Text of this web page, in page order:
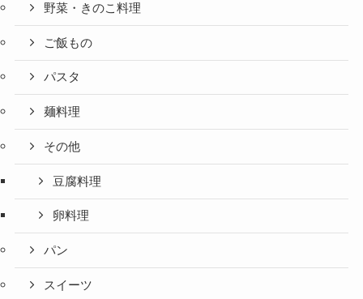
野菜・きのこ料理
ご飯もの
パスタ
麺料理
その他
豆腐料理
卵料理
パン
スイーツ